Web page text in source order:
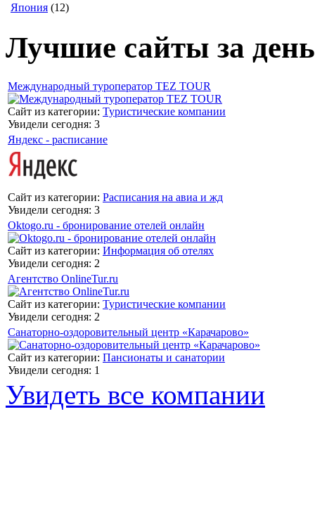
Япония (12)
Лучшие сайты за день
Международный туроператор TEZ TOUR
Сайт из категории: Туристические компании
Увидели сегодня: 3
Яндекс - расписание
Сайт из категории: Расписания на авиа и жд
Увидели сегодня: 3
Oktogo.ru - бронирование отелей онлайн
Сайт из категории: Информация об отелях
Увидели сегодня: 2
Агентство OnlineTur.ru
Сайт из категории: Туристические компании
Увидели сегодня: 2
Санаторно-оздоровительный центр «Карачарово»
Сайт из категории: Пансионаты и санатории
Увидели сегодня: 1
Увидеть все компании